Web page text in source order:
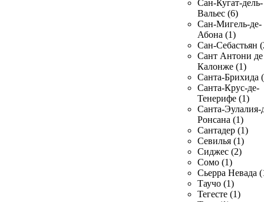
Сан-Кугат-дель-
Вальес (6)
Сан-Мигель-де-
Абона (1)
Сан-Себастьян
Сант Антони де
Калонже (1)
Санта-Брихида
Санта-Крус-де-
Тенерифе (1)
Санта-Эулалия-
Ронсана (1)
Сантадер (1)
Севилья (1)
Сиджес (2)
Сомо (1)
Сьерра Невада
Таучо (1)
Тегесте (1)